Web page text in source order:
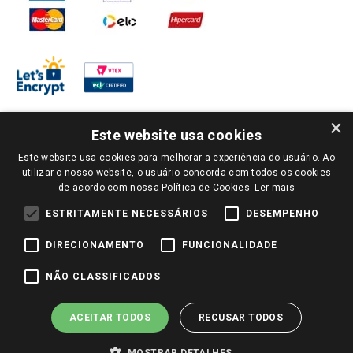
PARA VER OS PREÇOS DA SUA REGIÃO, FAÇA LOGIN E SELECIONE A LOJA DE
SUA PREFERÊNCIA. SOMENTE APÓS O LOGIN, OS PREÇOS DA SUA REGIÃO OU
LOJA SERÃO CARREGADOS.
TODOS OS PREÇOS E CONDIÇÕES COMERCIAIS DESTE SITE SÃO VÁLIDOS APENAS
PARA COMPRAS REALIZADAS NO GIASSI.COM.BR E NA LOJA SELECIONADA
PREÇOS PARA AS VENDAS ONLINE DIVULGADOS NO SITE PREVALECEM ANTE
COMUNICAÇÃO E SITES DE BUSCAS.
2022 COPYRIGHT - GIASSI SUPERMERCADOS. TODOS OS DIREITOS RESERVADOS.
×
Este website usa cookies
Este website usa cookies para melhorar a experiência do usuário. Ao
utilizar o nosso website, o usuário concorda com todos os cookies
de acordo com nossa Política de Cookies. Ler mais
ESTRITAMENTE NECESSÁRIOS DESEMPENHO
DIRECIONAMENTO FUNCIONALIDADE
NÃO CLASSIFICADOS
ACEITAR TODOS RECUSAR TODOS